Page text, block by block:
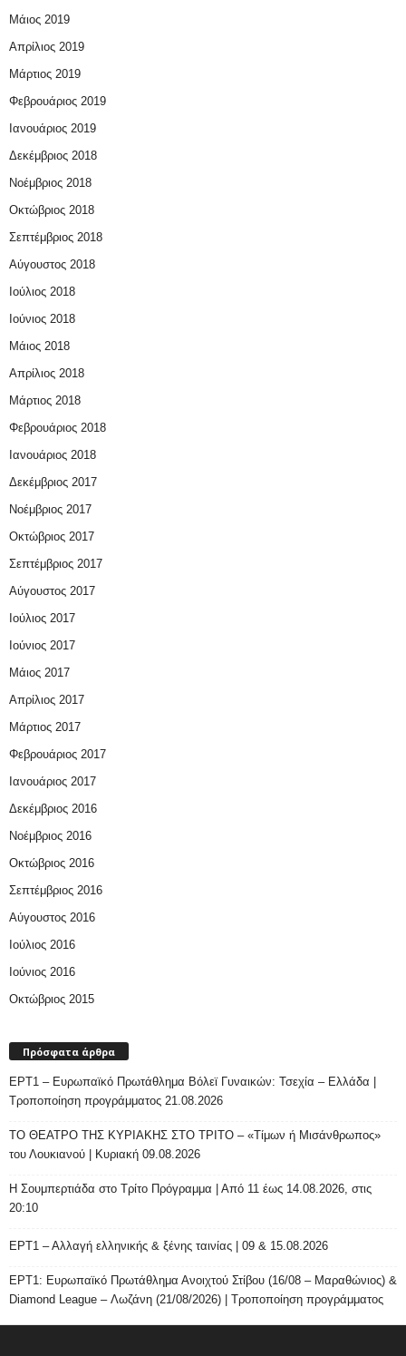
Μάιος 2019
Απρίλιος 2019
Μάρτιος 2019
Φεβρουάριος 2019
Ιανουάριος 2019
Δεκέμβριος 2018
Νοέμβριος 2018
Οκτώβριος 2018
Σεπτέμβριος 2018
Αύγουστος 2018
Ιούλιος 2018
Ιούνιος 2018
Μάιος 2018
Απρίλιος 2018
Μάρτιος 2018
Φεβρουάριος 2018
Ιανουάριος 2018
Δεκέμβριος 2017
Νοέμβριος 2017
Οκτώβριος 2017
Σεπτέμβριος 2017
Αύγουστος 2017
Ιούλιος 2017
Ιούνιος 2017
Μάιος 2017
Απρίλιος 2017
Μάρτιος 2017
Φεβρουάριος 2017
Ιανουάριος 2017
Δεκέμβριος 2016
Νοέμβριος 2016
Οκτώβριος 2016
Σεπτέμβριος 2016
Αύγουστος 2016
Ιούλιος 2016
Ιούνιος 2016
Οκτώβριος 2015
Πρόσφατα άρθρα
ΕΡΤ1 – Ευρωπαϊκό Πρωτάθλημα Βόλεϊ Γυναικών: Τσεχία – Ελλάδα |
Τροποποίηση προγράμματος 21.08.2026
ΤΟ ΘΕΑΤΡΟ ΤΗΣ ΚΥΡΙΑΚΗΣ ΣΤΟ ΤΡΙΤΟ – «Τίμων ή Μισάνθρωπος»
του Λουκιανού | Κυριακή 09.08.2026
H Σουμπερτιάδα στο Τρίτο Πρόγραμμα | Από 11 έως 14.08.2026, στις
20:10
ΕΡΤ1 – Αλλαγή ελληνικής & ξένης ταινίας | 09 & 15.08.2026
ΕΡΤ1: Ευρωπαϊκό Πρωτάθλημα Ανοιχτού Στίβου (16/08 – Μαραθώνιος) &
Diamond League – Λωζάνη (21/08/2026) | Τροποποίηση προγράμματος